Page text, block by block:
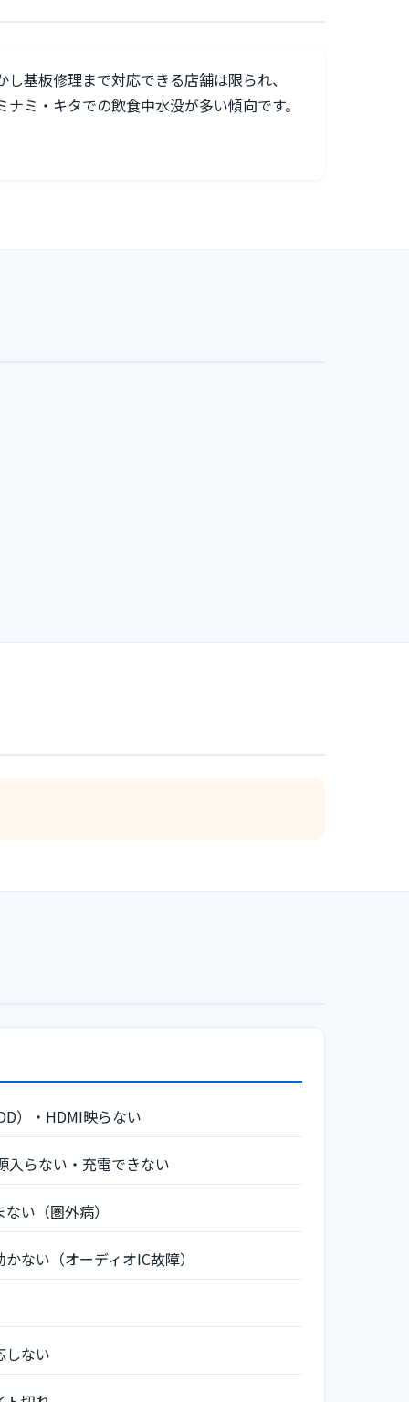
基板修理まで対応できる店舗は限られ、
ミ・キタでの飲食中水没が多い傾向です。
）・HDMI映らない
らない・充電できない
い（圏外病）
ない（オーディオIC故障）
しない